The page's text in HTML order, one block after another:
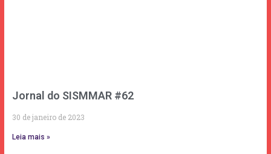
Jornal do SISMMAR #62
30 de janeiro de 2023
Leia mais »